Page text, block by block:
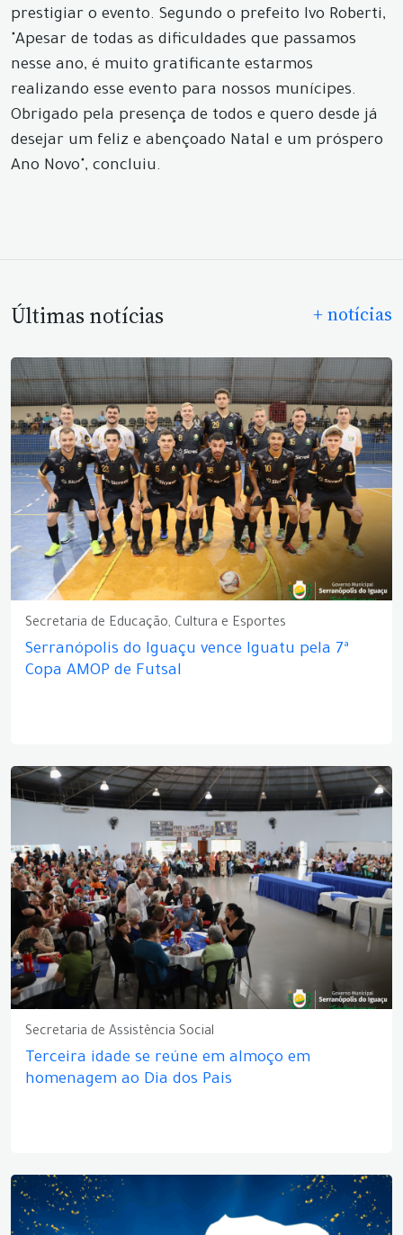
prestigiar o evento. Segundo o prefeito Ivo Roberti,
"Apesar de todas as dificuldades que passamos
nesse ano, é muito gratificante estarmos
realizando esse evento para nossos munícipes.
Obrigado pela presença de todos e quero desde já
desejar um feliz e abençoado Natal e um próspero
Ano Novo", concluiu.
Últimas notícias + notícias
Secretaria de Educação, Cultura e Esportes
Serranópolis do Iguaçu vence Iguatu pela 7ª
Copa AMOP de Futsal
Secretaria de Assistência Social
Terceira idade se reúne em almoço em
homenagem ao Dia dos Pais